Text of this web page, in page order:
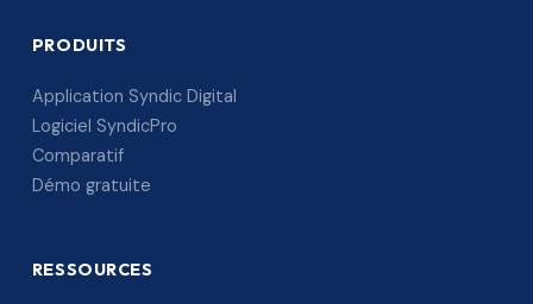
PRODUITS
Application Syndic Digital
Logiciel SyndicPro
Comparatif
Démo gratuite
RESSOURCES